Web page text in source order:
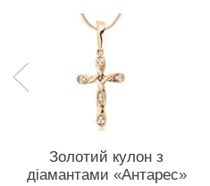
Золотий кулон з
діамантами «Антарес»